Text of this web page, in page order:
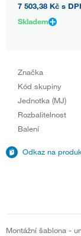
7 503,38 Kč s
Skladem
Značka
Kód skupiny
Jednotka (MJ)
Rozbalitelnost
Balení
Odkaz na
Montážní šablona -